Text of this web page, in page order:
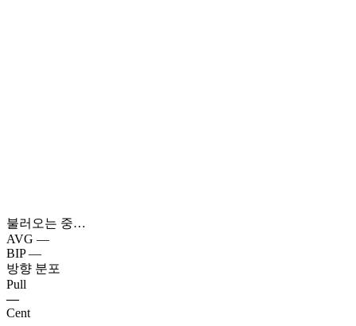
불러오는 중…
AVG —
BIP —
방향 분포
Pull
—
Cent